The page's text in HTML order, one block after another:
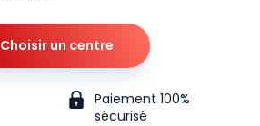
Choisir un centre
Paiement 100%
sécurisé